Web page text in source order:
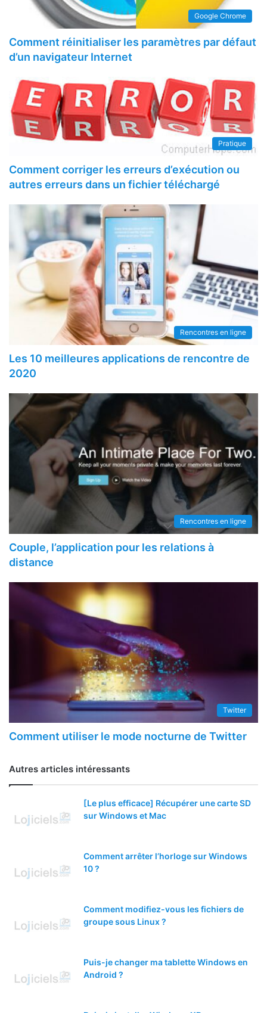
Google Chrome
Comment réinitialiser les paramètres par défaut
d’un navigateur Internet
Pratique
Comment corriger les erreurs d’exécution ou
autres erreurs dans un fichier téléchargé
Rencontres en ligne
Les 10 meilleures applications de rencontre de
2020
Rencontres en ligne
Couple, l’application pour les relations à
distance
Twitter
Comment utiliser le mode nocturne de Twitter
Autres articles intéressants
[Le plus efficace] Récupérer une carte SD
sur Windows et Mac
Comment arrêter l’horloge sur Windows
10 ?
Comment modifiez-vous les fichiers de
groupe sous Linux ?
Puis-je changer ma tablette Windows en
Android ?